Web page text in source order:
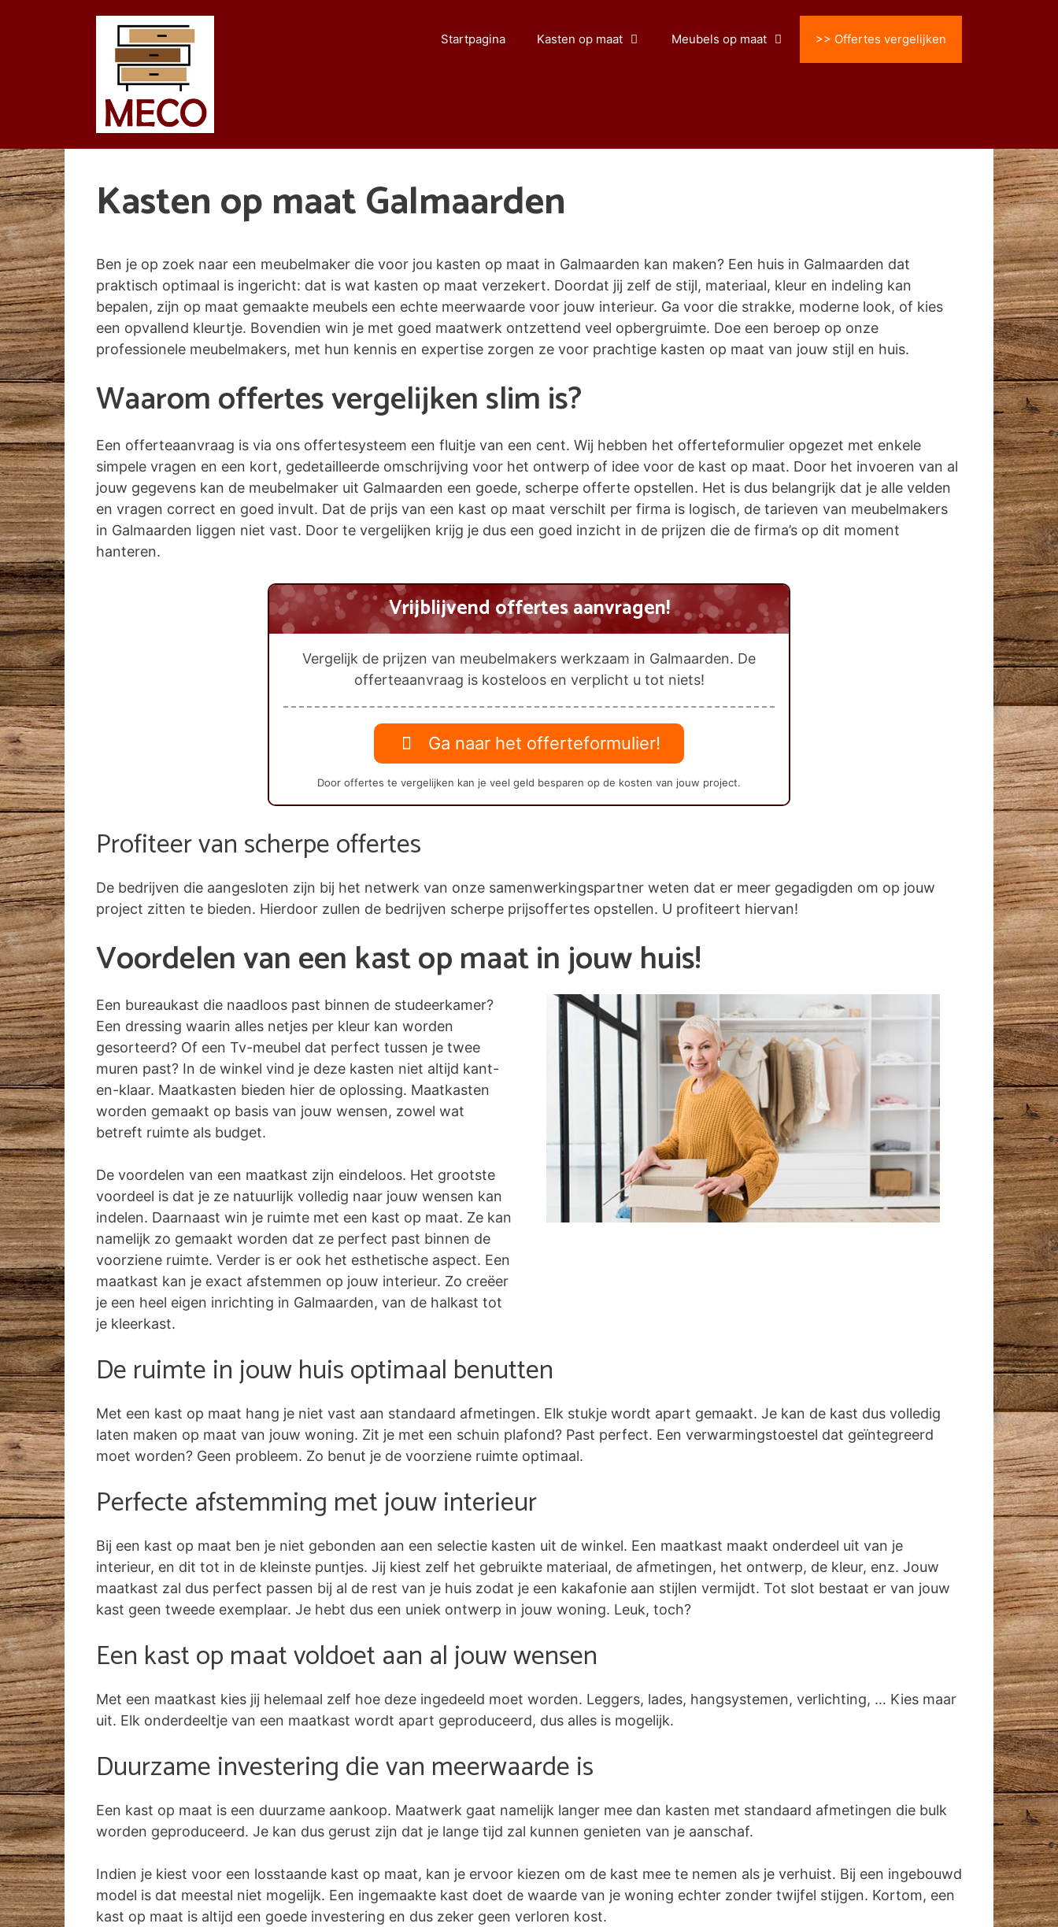
Startpagina Kasten op maat Meubels op maat >> Offertes vergelijken
Kasten op maat Galmaarden
Ben je op zoek naar een meubelmaker die voor jou kasten op maat in Galmaarden kan maken? Een huis in Galmaarden dat
praktisch optimaal is ingericht: dat is wat kasten op maat verzekert. Doordat jij zelf de stijl, materiaal, kleur en indeling kan
bepalen, zijn op maat gemaakte meubels een echte meerwaarde voor jouw interieur. Ga voor die strakke, moderne look, of kies
een opvallend kleurtje. Bovendien win je met goed maatwerk ontzettend veel opbergruimte. Doe een beroep op onze
professionele meubelmakers, met hun kennis en expertise zorgen ze voor prachtige kasten op maat van jouw stijl en huis.
Waarom offertes vergelijken slim is?
Een offerteaanvraag is via ons offertesysteem een fluitje van een cent. Wij hebben het offerteformulier opgezet met enkele
simpele vragen en een kort, gedetailleerde omschrijving voor het ontwerp of idee voor de kast op maat. Door het invoeren van al
jouw gegevens kan de meubelmaker uit Galmaarden een goede, scherpe offerte opstellen. Het is dus belangrijk dat je alle velden
en vragen correct en goed invult. Dat de prijs van een kast op maat verschilt per firma is logisch, de tarieven van meubelmakers
in Galmaarden liggen niet vast. Door te vergelijken krijg je dus een goed inzicht in de prijzen die de firma’s op dit moment
hanteren.
Vrijblijvend offertes aanvragen!
Vergelijk de prijzen van meubelmakers werkzaam in Galmaarden. De
offerteaanvraag is kosteloos en verplicht u tot niets!
Ga naar het offerteformulier!
Door offertes te vergelijken kan je veel geld besparen op de kosten van jouw project.
Profiteer van scherpe offertes
De bedrijven die aangesloten zijn bij het netwerk van onze samenwerkingspartner weten dat er meer gegadigden om op jouw
project zitten te bieden. Hierdoor zullen de bedrijven scherpe prijsoffertes opstellen. U profiteert hiervan!
Voordelen van een kast op maat in jouw huis!
Een bureaukast die naadloos past binnen de studeerkamer?
Een dressing waarin alles netjes per kleur kan worden
gesorteerd? Of een Tv-meubel dat perfect tussen je twee
muren past? In de winkel vind je deze kasten niet altijd kant-
en-klaar. Maatkasten bieden hier de oplossing. Maatkasten
worden gemaakt op basis van jouw wensen, zowel wat
betreft ruimte als budget.
De voordelen van een maatkast zijn eindeloos. Het grootste
voordeel is dat je ze natuurlijk volledig naar jouw wensen kan
indelen. Daarnaast win je ruimte met een kast op maat. Ze kan
namelijk zo gemaakt worden dat ze perfect past binnen de
voorziene ruimte. Verder is er ook het esthetische aspect. Een
maatkast kan je exact afstemmen op jouw interieur. Zo creëer
je een heel eigen inrichting in Galmaarden, van de halkast tot
je kleerkast.
De ruimte in jouw huis optimaal benutten
Met een kast op maat hang je niet vast aan standaard afmetingen. Elk stukje wordt apart gemaakt. Je kan de kast dus volledig
laten maken op maat van jouw woning. Zit je met een schuin plafond? Past perfect. Een verwarmingstoestel dat geïntegreerd
moet worden? Geen probleem. Zo benut je de voorziene ruimte optimaal.
Perfecte afstemming met jouw interieur
Bij een kast op maat ben je niet gebonden aan een selectie kasten uit de winkel. Een maatkast maakt onderdeel uit van je
interieur, en dit tot in de kleinste puntjes. Jij kiest zelf het gebruikte materiaal, de afmetingen, het ontwerp, de kleur, enz. Jouw
maatkast zal dus perfect passen bij al de rest van je huis zodat je een kakafonie aan stijlen vermijdt. Tot slot bestaat er van jouw
kast geen tweede exemplaar. Je hebt dus een uniek ontwerp in jouw woning. Leuk, toch?
Een kast op maat voldoet aan al jouw wensen
Met een maatkast kies jij helemaal zelf hoe deze ingedeeld moet worden. Leggers, lades, hangsystemen, verlichting, … Kies maar
uit. Elk onderdeeltje van een maatkast wordt apart geproduceerd, dus alles is mogelijk.
Duurzame investering die van meerwaarde is
Een kast op maat is een duurzame aankoop. Maatwerk gaat namelijk langer mee dan kasten met standaard afmetingen die bulk
worden geproduceerd. Je kan dus gerust zijn dat je lange tijd zal kunnen genieten van je aanschaf.
Indien je kiest voor een losstaande kast op maat, kan je ervoor kiezen om de kast mee te nemen als je verhuist. Bij een ingebouwd
model is dat meestal niet mogelijk. Een ingemaakte kast doet de waarde van je woning echter zonder twijfel stijgen. Kortom, een
kast op maat is altijd een goede investering en dus zeker geen verloren kost.